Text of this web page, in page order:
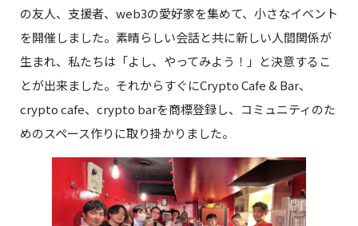
の友人、支援者、web3の愛好家を集めて、小さなイベント
を開催しました。素晴らしい会話と共に新しい人間関係が
生まれ、私たちは「よし、やってみよう！」と決意するこ
とが出来ました。それからすぐにCrypto Cafe & Bar、
crypto cafe、crypto barを商標登録し、コミュニティのた
めのスペース作りに取り掛かりました。